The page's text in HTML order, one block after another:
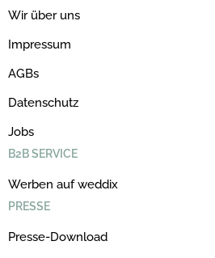
Wir über uns
Impressum
AGBs
Datenschutz
Jobs
B2B SERVICE
Werben auf weddix
PRESSE
Presse-Download